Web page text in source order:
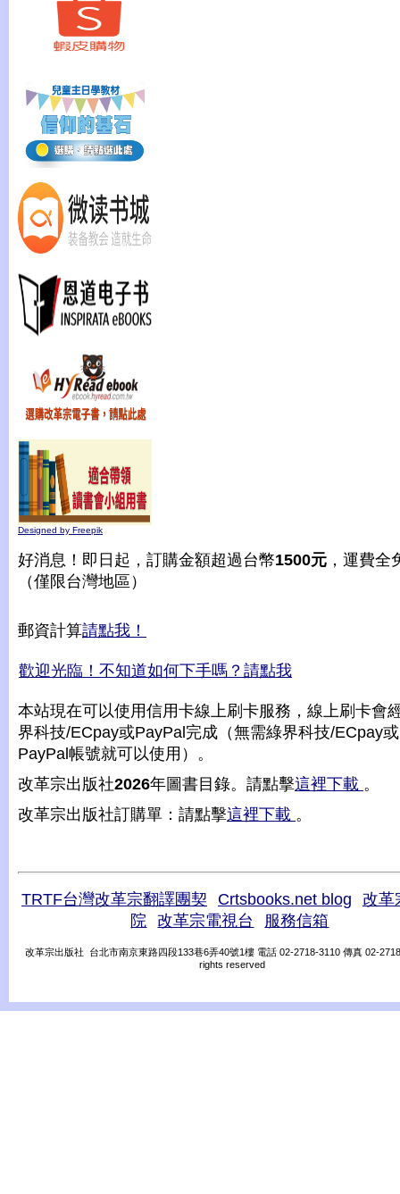
Designed by Freepik
好消息！即日起，訂購金額超過台幣1500元 ，運費全
（僅限台灣地區）
郵資計算請點我！
歡迎光臨！不知道如何下手嗎？請點我
本站現在可以使用信用卡線上刷卡服務，線上刷卡會
界科技/ECpay或PayPal完成（無需綠界科技/ECpay或
PayPal帳號就可以使用）。
改革宗出版社2026年圖書目錄。請點擊這裡下載 。
改革宗出版社訂購單：請點擊這裡下載 。
TRTF台灣改革宗翻譯團契 Crtsbooks.net blog
改革
院
改革宗電視台 服務信箱
改革宗出版社 台北市南京東路四段133巷6弄40號1樓 電話 02-2718-3110 傳真 02-
rights reserved